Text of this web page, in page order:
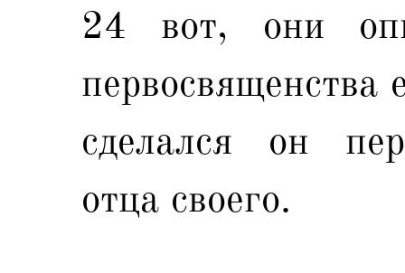
24 вот, они
первосвященства
сделался он
отца своего.